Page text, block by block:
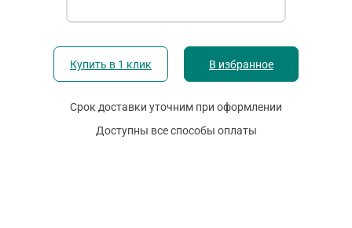
Купить в 1 клик В избранное
Срок доставки уточним при оформлении
Доступны все способы оплаты